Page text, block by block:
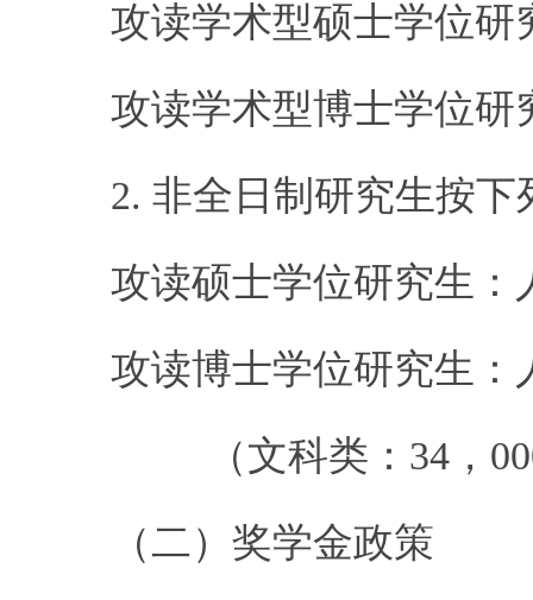
攻读学术型硕士学位研
攻读学术型博士学位研
2. 非全日制研究生按下
攻读硕士学位研究生：
攻读博士学位研究生：
（文科类： 34 ，
（二）奖学金政策